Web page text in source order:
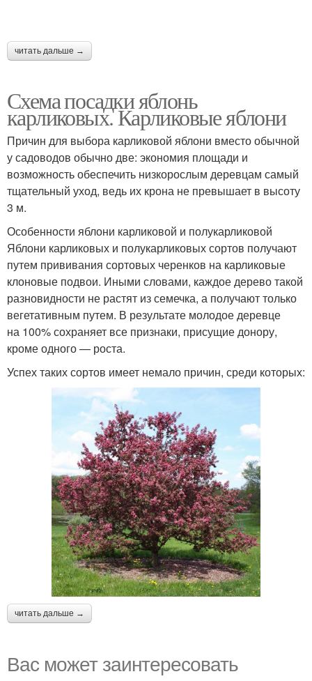
читать дальше →
Схема посадки яблонь
карликовых. Карликовые яблони
Причин для выбора карликовой яблони вместо обычной
у садоводов обычно две: экономия площади и
возможность обеспечить низкорослым деревцам самый
тщательный уход, ведь их крона не превышает в высоту
3 м.
Особенности яблони карликовой и полукарликовой
Яблони карликовых и полукарликовых сортов получают
путем прививания сортовых черенков на карликовые
клоновые подвои. Иными словами, каждое дерево такой
разновидности не растят из семечка, а получают только
вегетативным путем. В результате молодое деревце
на 100% сохраняет все признаки, присущие донору,
кроме одного — роста.
Успех таких сортов имеет немало причин, среди которых:
читать дальше →
Вас может заинтересовать